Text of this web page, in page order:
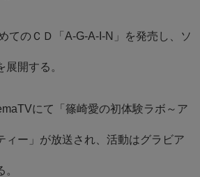
てのＣＤ「A-G-A-I-N」を発売し、ソ
展開する。
にて「篠崎愛の初体験ラボ～ア
ィー」が放送され、活動はグラビア